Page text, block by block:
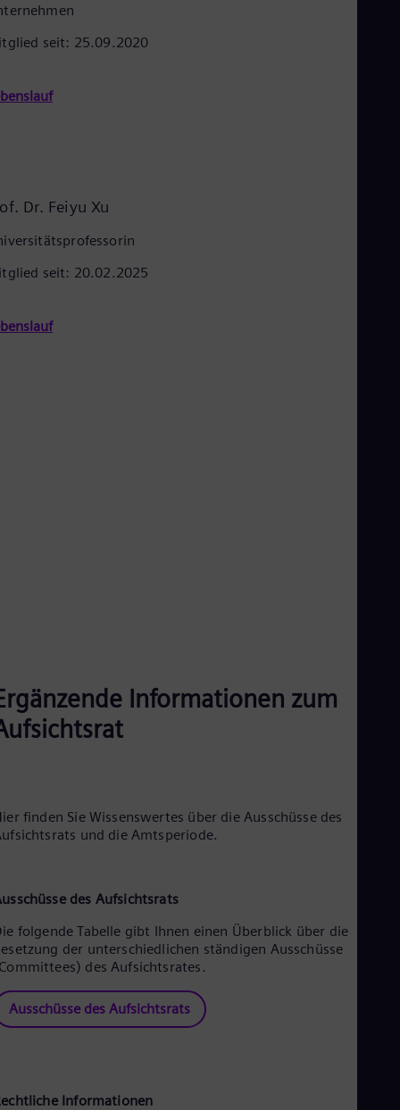
seit: 25.09.2020
Dr. Feiyu Xu
seit: 20.02.2025
Informationen zum
finden Sie Wissenswertes über die Ausschüsse des
und die Amtsperiode.
des Aufsichtsrats
folgende Tabelle gibt Ihnen einen Überblick über die
der unterschiedlichen ständigen Ausschüsse
des Aufsichtsrates.
Ausschüsse des Aufsichtsrats
Informationen